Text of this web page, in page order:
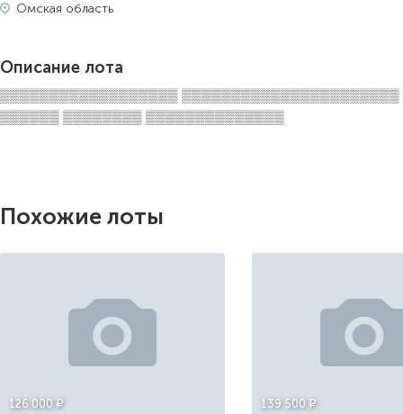
Омская область
Описание лота
▒▒▒▒▒▒▒▒▒▒▒▒▒▒▒▒▒▒ ▒▒▒▒▒▒▒▒▒▒▒▒▒▒▒▒▒▒▒▒▒▒
▒▒▒▒▒▒ ▒▒▒▒▒▒▒▒ ▒▒▒▒▒▒▒▒▒▒▒▒▒▒
Похожие лоты
126 000 ¤ 139 500 ¤